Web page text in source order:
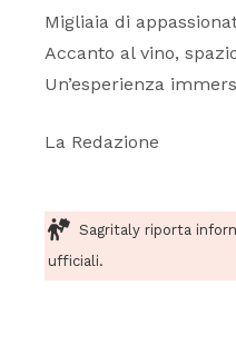
Migliaia di
Accanto al vino,
Un’esperienza
La Redazione
Sagritaly riporta
ufficiali.